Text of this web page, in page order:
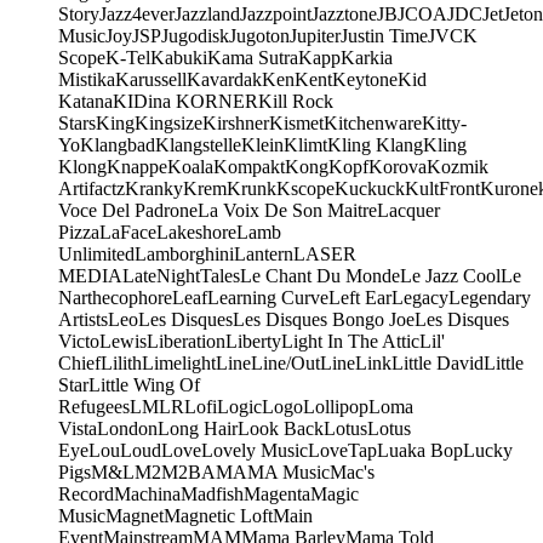
StoryJazz4everJazzlandJazzpointJazztoneJBJCOAJDCJetJeton
MusicJoyJSPJugodiskJugotonJupiterJustin TimeJVCK
ScopeK-TelKabukiKama SutraKappKarkia
MistikaKarussellKavardakKenKentKeytoneKid
KatanaKIDina KORNERKill Rock
StarsKingKingsizeKirshnerKismetKitchenwareKitty-
YoKlangbadKlangstelleKleinKlimtKling KlangKling
KlongKnappeKoalaKompaktKongKopfKorovaKozmik
ArtifactzKrankyKremKrunkKscopeKuckuckKultFront
Voce Del PadroneLa Voix De Son MaitreLacquer
PizzaLaFaceLakeshoreLamb
UnlimitedLamborghiniLanternLASER
MEDIALateNightTalesLe Chant Du MondeLe Jazz CoolLe
NarthecophoreLeafLearning CurveLeft EarLegacyLegendary
ArtistsLeoLes DisquesLes Disques Bongo JoeLes Disques
VictoLewisLiberationLibertyLight In The AtticLil'
ChiefLilithLimelightLineLine/OutLineLinkLittle DavidLittle
StarLittle Wing Of
RefugeesLMLRLofiLogicLogoLollipopLoma
VistaLondonLong HairLook BackLotusLotus
EyeLouLoudLoveLovely MusicLoveTapLuaka BopLucky
PigsM&LM2M2BAMAMA MusicMac's
RecordMachinaMadfishMagentaMagic
MusicMagnetMagnetic LoftMain
EventMainstreamMAMMama BarleyMama Told